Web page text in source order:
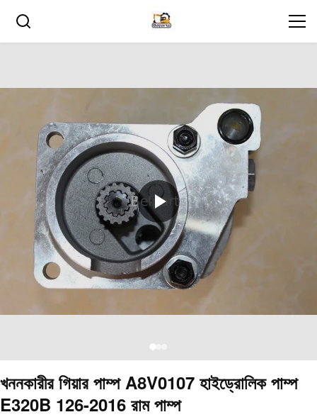
খননকারীর গিয়ার পাম্প A8V0107 হাইড্রোলিক পাম্প
E320B 126-2016 রাম পাম্প